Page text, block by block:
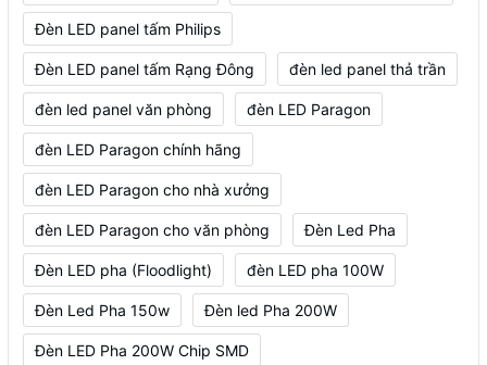
Đèn LED panel tấm Philips
Đèn LED panel tấm Rạng Đông đèn led panel thả trần
đèn led panel văn phòng đèn LED Paragon
đèn LED Paragon chính hãng
đèn LED Paragon cho nhà xưởng
đèn LED Paragon cho văn phòng Đèn Led Pha
Đèn LED pha (Floodlight) đèn LED pha 100W
Đèn Led Pha 150w Đèn led Pha 200W
Đèn LED Pha 200W Chip SMD